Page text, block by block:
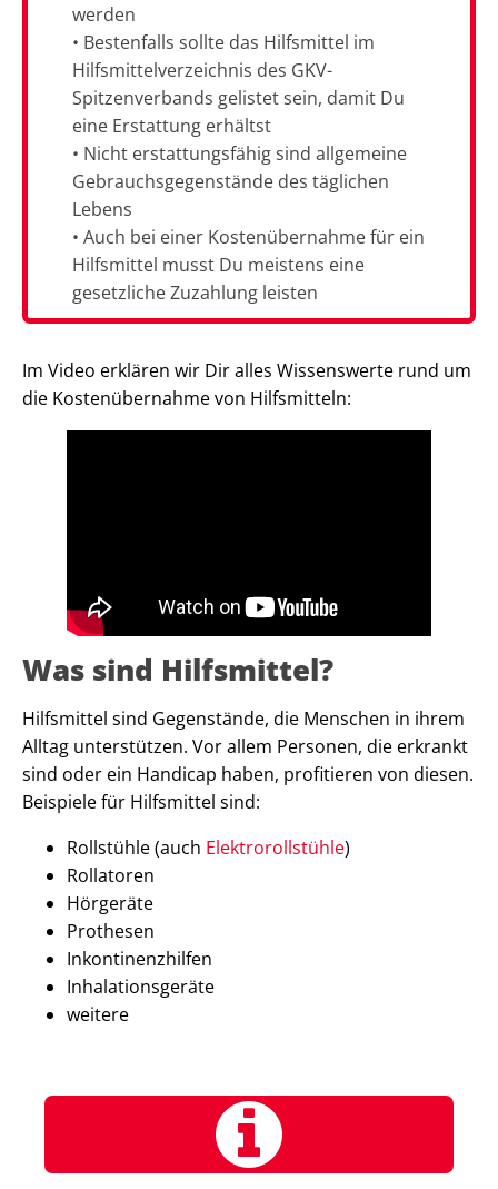
werden
• Bestenfalls sollte das Hilfsmittel im
Hilfsmittelverzeichnis des GKV-
Spitzenverbands gelistet sein, damit Du
eine Erstattung erhältst
• Nicht erstattungsfähig sind allgemeine
Gebrauchsgegenstände des täglichen
Lebens
• Auch bei einer Kostenübernahme für ein
Hilfsmittel musst Du meistens eine
gesetzliche Zuzahlung leisten
Im Video erklären wir Dir alles Wissenswerte rund um
die Kostenübernahme von Hilfsmitteln:
Was sind Hilfsmittel?
Hilfsmittel sind Gegenstände, die Menschen in ihrem
Alltag unterstützen. Vor allem Personen, die erkrankt
sind oder ein Handicap haben, profitieren von diesen.
Beispiele für Hilfsmittel sind:
Rollstühle (auch Elektrorollstühle)
Rollatoren
Hörgeräte
Prothesen
Inkontinenzhilfen
Inhalationsgeräte
weitere